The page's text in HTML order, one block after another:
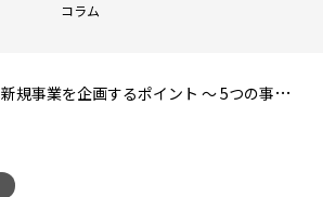
コラム
新規事業を企画するポイント ～ 5つの事業を手掛けるLIFULLの新規事業責任者を直撃インタビュー